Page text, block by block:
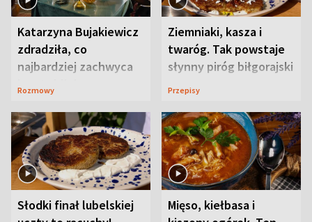
Katarzyna Bujakiewicz
zdradziła, co
najbardziej zachwyca
ją w Lublinie
Rozmowy
Ziemniaki, kasza i
twaróg. Tak powstaje
słynny piróg biłgorajski
Przepisy
Słodki finał lubelskiej
Mięso, kiełbasa i